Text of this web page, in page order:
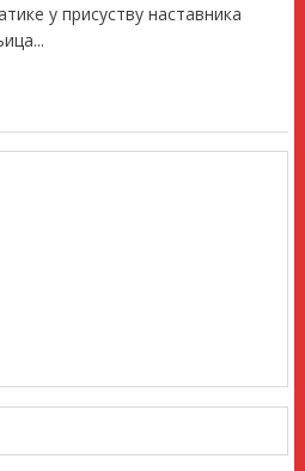
у присуству наставника